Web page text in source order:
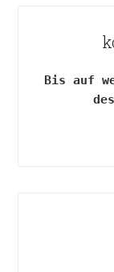
Bis auf